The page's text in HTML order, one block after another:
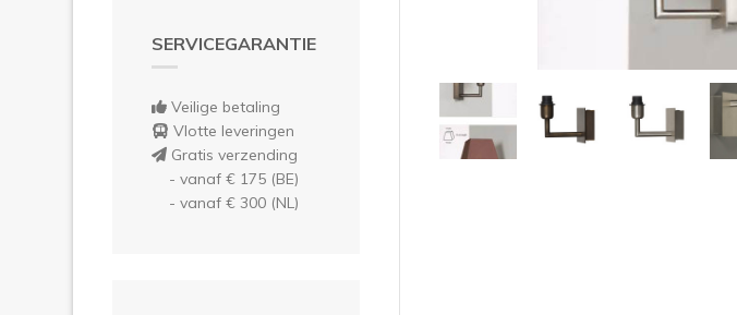
SERVICEGARANTIE
Veilige betaling
Vlotte leveringen
Gratis verzending
- vanaf € 175 (BE)
- vanaf € 300 (NL)